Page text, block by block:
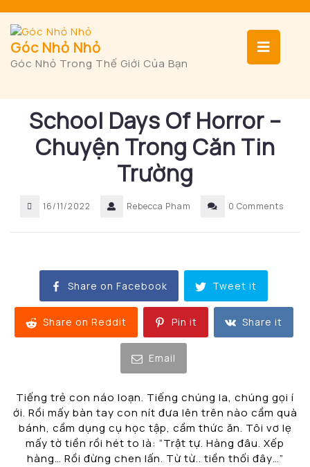
to
content
Góc Nhỏ Nhỏ
Góc Nhỏ Trong Thế Giới Của Bạn
School Days Of Horror –
Chuyện Trong Căn Tin
Trường
16/11/2022 Rebecca Pham 0 Comments
Share on Facebook Tweet it
Share on Reddit Pin it Share it
Email
Tiếng trẻ con náo loạn. Tiếng chúng la, chúng gọi í
ới. Rồi mấy bàn tay con nít đưa lên trên nào cầm quà
bánh, cầm dụng cụ học tập, cầm thức ăn. Tôi vơ lẹ
mấy tờ tiền rồi hét to là: “Trật tự. Hàng đâu. Xếp
hàng… Rồi đừng chen lấn. Từ từ.. tiền thối đây…”